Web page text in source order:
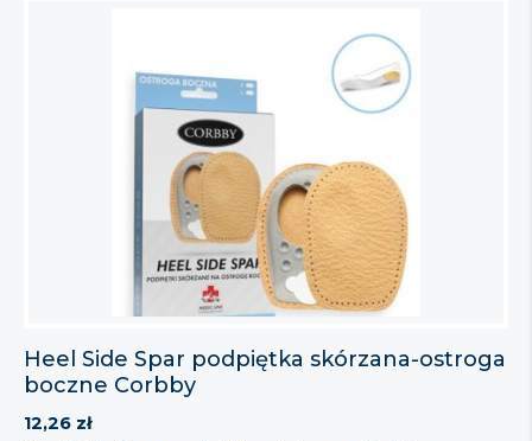
powstające podczas chodzenia. […]
Heel Side Spar podpiętka skórzana-ostroga
boczne Corbby
12,26 zł